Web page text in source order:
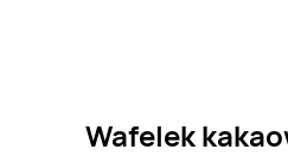
Wafelek